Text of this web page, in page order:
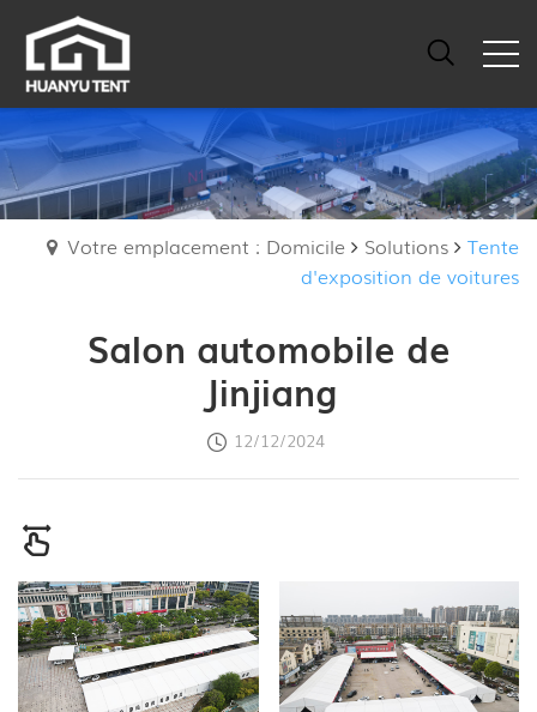
Votre emplacement : Domicile Solutions
Tente
d'exposition de voitures
Salon automobile de
Jinjiang
12/12/2024